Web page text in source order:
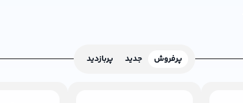
پرفروش جدید پربازدید